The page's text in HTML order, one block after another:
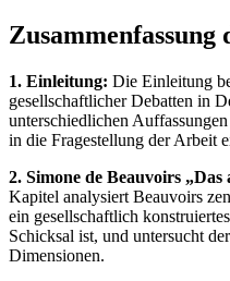
1. Einleitung: Die Einleitung
gesellschaftlicher Debatten in
unterschiedlichen
in die Fragestellung der Arbeit
2. Simone de Beauvoirs „Das
Kapitel analysiert Beauvoirs
ein gesellschaftlich
Schicksal ist, und untersucht
Dimensionen.